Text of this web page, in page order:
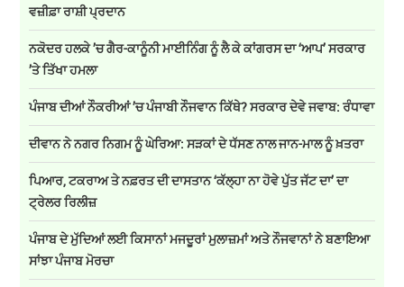
ਵਜ਼ੀਫ਼ਾ ਰਾਸ਼ੀ ਪ੍ਰਦਾਨ
ਨਕੋਦਰ ਹਲਕੇ ’ਚ ਗੈਰ-ਕਾਨੂੰਨੀ ਮਾਈਨਿੰਗ ਨੂੰ ਲੈ ਕੇ ਕਾਂਗਰਸ ਦਾ ‘ਆਪ’ ਸਰਕਾਰ
’ਤੇ ਤਿੱਖਾ ਹਮਲਾ
ਪੰਜਾਬ ਦੀਆਂ ਨੌਕਰੀਆਂ ’ਚ ਪੰਜਾਬੀ ਨੌਜਵਾਨ ਕਿੱਥੇ? ਸਰਕਾਰ ਦੇਵੇ ਜਵਾਬ: ਰੰਧਾਵਾ
ਦੀਵਾਨ ਨੇ ਨਗਰ ਨਿਗਮ ਨੂੰ ਘੇਰਿਆ: ਸੜਕਾਂ ਦੇ ਧੱਸਣ ਨਾਲ ਜਾਨ-ਮਾਲ ਨੂੰ ਖ਼ਤਰਾ
ਪਿਆਰ, ਟਕਰਾਅ ਤੇ ਨਫ਼ਰਤ ਦੀ ਦਾਸਤਾਨ ‘ਕੱਲ੍ਹਾ ਨਾ ਹੋਵੇ ਪੁੱਤ ਜੱਟ ਦਾ’ ਦਾ
ਟ੍ਰੇਲਰ ਰਿਲੀਜ਼
ਪੰਜਾਬ ਦੇ ਮੁੱਦਿਆਂ ਲਈ ਕਿਸਾਨਾਂ ਮਜਦੂਰਾਂ ਮੁਲਾਜ਼ਮਾਂ ਅਤੇ ਨੌਜਵਾਨਾਂ ਨੇ ਬਣਾਇਆ
ਸਾਂਝਾ ਪੰਜਾਬ ਮੋਰਚਾ